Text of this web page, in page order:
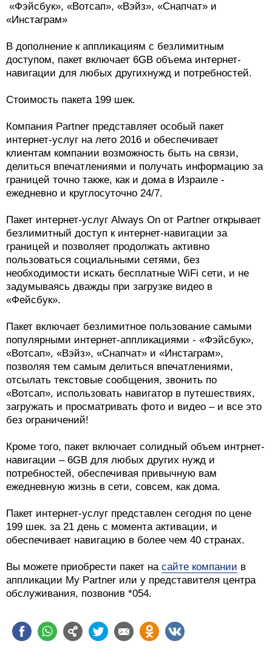
«Фэйсбук», «Вотсап», «Вэйз», «Снапчат» и
«Инстаграм»
В дополнение к аппликациям с безлимитным
доступом, пакет включает 6GB объема интернет-
навигации для любых другихнужд и потребностей.
Стоимость пакета 199 шек.
Компания Partner представляет особый пакет
интернет-услуг на лето 2016 и обеспечивает
клиентам компании возможность быть на связи,
делиться впечатлениями и получать информацию за
границей точно также, как и дома в Израиле -
ежедневно и круглосуточно 24/7.
Пакет интернет-услуг Always On от Partner открывает
безлимитный доступ к интернет-навигации за
границей и позволяет продолжать активно
пользоваться социальными сетями, без
необходимости искать бесплатные WiFi сети, и не
задумываясь дважды при загрузке видео в
«Фейсбук».
Пакет включает безлимитное пользование самыми
популярными интернет-аппликациями - «Фэйсбук»,
«Вотсап», «Вэйз», «Снапчат» и «Инстаграм»,
позволяя тем самым делиться впечатлениями,
отсылать текстовые сообщения, звонить по
«Вотсап», использовать навигатор в путешествиях,
загружать и просматривать фото и видео – и все это
без ограничений!
Кроме того, пакет включает солидный объем интрнет-
навигации – 6GB для любых других нужд и
потребностей, обеспечивая привычную вам
ежедневную жизнь в сети, совсем, как дома.
Пакет интернет-услуг представлен сегодня по цене
199 шек. за 21 день с момента активации, и
обеспечивает навигацию в более чем 40 странах.
Вы можете приобрести пакет на сайте компании в
аппликации My Partner или у представителя центра
обслуживания, позвонив *054.